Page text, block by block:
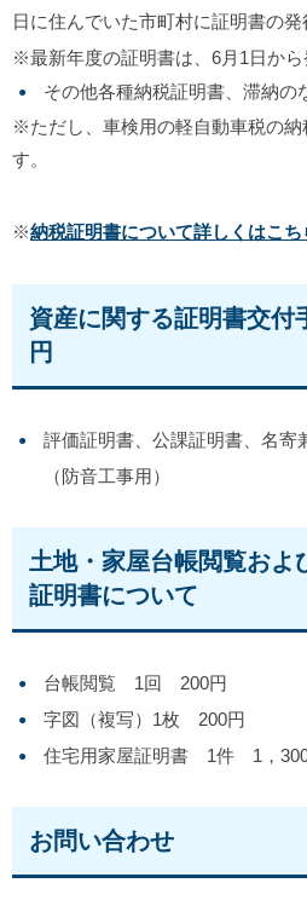
日に住んでいた市町村に証明書の発
※最新年度の証明書は、6月1日から
その他各種納税証明書、滞納の
※ただし、車検用の軽自動車税の
す。
※納税証明書について詳しくはこち
資産に関する証明書交
円
評価証明書、公課証明書、名寄
（防音工事用）
土地・家屋台帳閲覧およ
証明書について
台帳閲覧 1回 200円
字図（複写）1枚 200円
住宅用家屋証明書 1件 1，
お問い合わせ